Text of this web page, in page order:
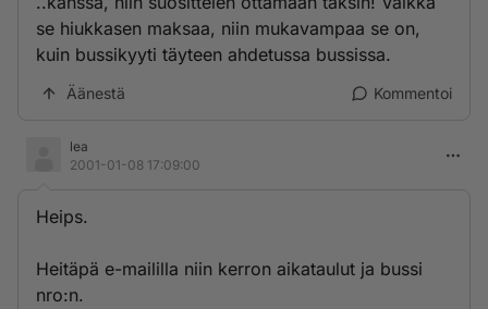
se hiukkasen maksaa, niin mukavampaa se on,
kuin bussikyyti täyteen ahdetussa bussissa.
Äänestä Kommentoi
lea
2001-01-08 17:09:00
Heips.
Heitäpä e-maililla niin kerron aikataulut ja bussi
nro:n.